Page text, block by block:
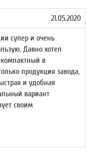
21.05.2020
супер и очень
Давно хотел
в
продукция завода,
и удобная
вариант
своим